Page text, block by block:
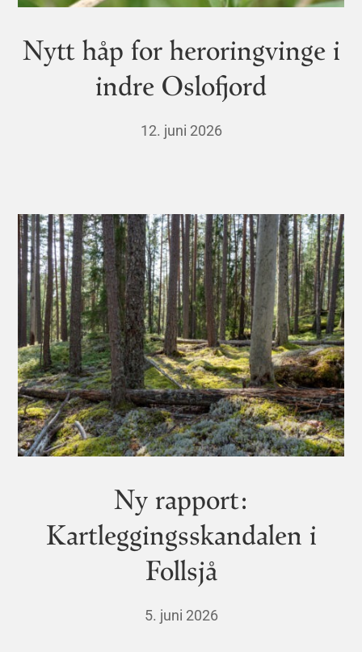
Nytt håp for heroringvinge i
indre Oslofjord
12. juni 2026
Ny rapport:
Kartleggingsskandalen i
Follsjå
5. juni 2026